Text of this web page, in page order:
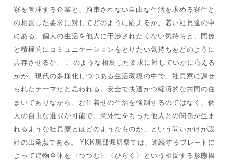
寮を管理する企業と、拘束されない自由な生活を求める寮生と
の相反した要求に対してどのように応えるか。若い社員達の中
にある、個人の生活を他人に干渉されたくない気持ちと、同僚
と積極的にコミュニケーションをとりたい気持ちをどのように
共存させるか。 このような相反した要求に対していかに応える
かが、現代の多様化しつつある生活環境の中で、社員寮に課せ
られたテーマだと思われる。安全で快適かつ経済的な共同の住
まいでありながら、お仕着せの生活を強制するのではなく、個
人の自由な選択が可能で、意外性をもった他人との関係が生ま
れるような社員寮とはどのようなものか、という問いかけが設
計の出発点である。 YKK黒部堀切寮では、連続するプレートに
よって建物全体を〈つつむ〉〈ひらく〉という相反する形態操